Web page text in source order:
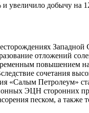
и увеличило добычу на
отложений
повышением
сочетания
«Салым Петролеум»
ЭЦН сторонних
песком, а также